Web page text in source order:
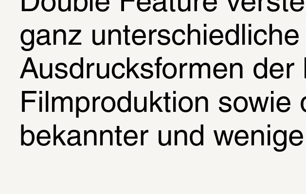
ganz
Ausdrucksformen der
Filmproduktion sowie
bekannter und